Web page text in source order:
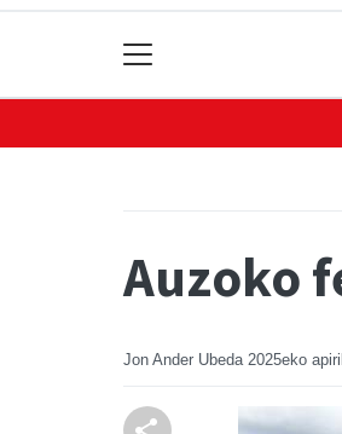
Auzoko
Jon Ander Ubeda 2025eko